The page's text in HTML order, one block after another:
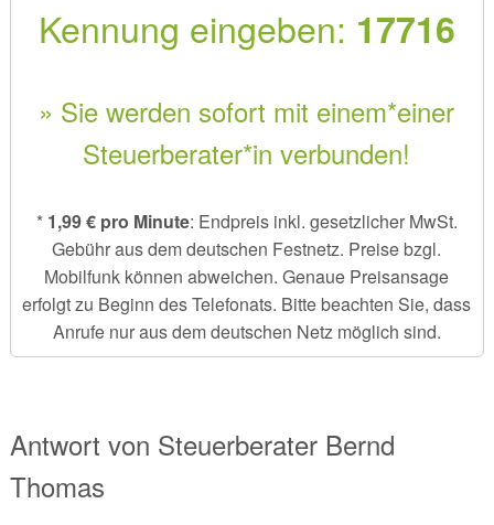
Kennung eingeben: 17716
» Sie werden sofort mit einem*einer
Steuerberater*in verbunden!
* 1,99 € pro Minute: Endpreis inkl. gesetzlicher MwSt.
Gebühr aus dem deutschen Festnetz. Preise bzgl.
Mobilfunk können abweichen. Genaue Preisansage
erfolgt zu Beginn des Telefonats. Bitte beachten Sie, dass
Anrufe nur aus dem deutschen Netz möglich sind.
Antwort von Steuerberater Bernd
Thomas